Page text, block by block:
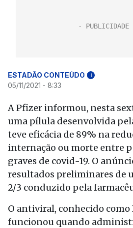
ESTADÃO CONTEÚDO i
05/11/2021 - 8:33
A Pfizer informou, nesta
uma pílula desenvolvida
teve eficácia de 89% na
internação ou morte entre
graves de covid-19. O
resultados preliminares de
2/3 conduzido pela
O antiviral, conhecido como
funcionou quando